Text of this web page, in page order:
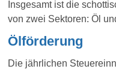
Insgesamt ist die
von zwei Sektoren: Öl
Ölförderung
Die jährlichen